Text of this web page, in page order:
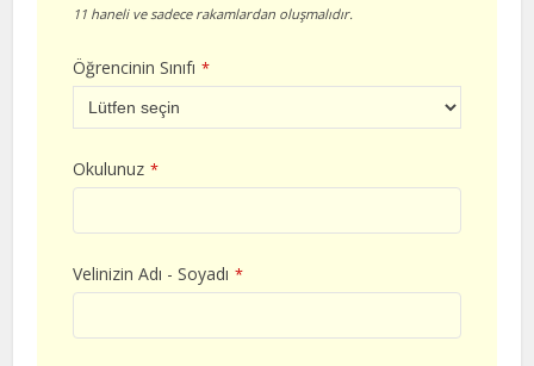
11 haneli ve sadece rakamlardan oluşmalıdır.
Öğrencinin Sınıfı *
Okulunuz *
Velinizin Adı - Soyadı *